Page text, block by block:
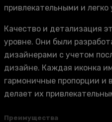
привлекательными и
Качество и детализация
уровне. Они были
дизайнерами с учетом
дизайне. Каждая иконка
гармоничные пропорции и
делает их
Преимущества